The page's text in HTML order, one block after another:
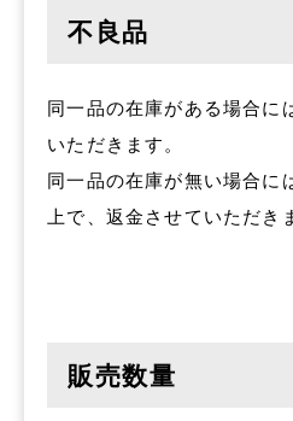
不良品
同一品の在庫がある場合に
いただきます。
同一品の在庫が無い場合に
上で、返金させていただき
販売数量